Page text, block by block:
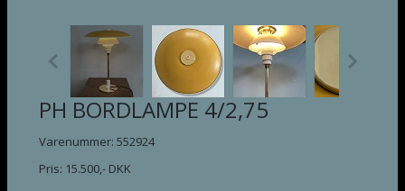
PH BORDLAMPE 4/2,75
Varenummer: 552924
Pris: 15.500,- DKK